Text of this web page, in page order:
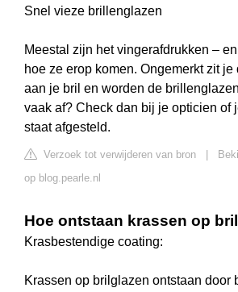
Snel vieze brillenglazen
Meestal zijn het vingerafdrukken –
hoe ze erop komen. Ongemerkt zit je
aan je bril en worden de
vaak af? Check dan bij je opticien of
staat afgesteld.
Verzoek tot verwijderen van bron
op blog.pearle.nl
Hoe ontstaan krassen op
Krasbestendige coating:
Krassen op brilglazen ontstaan door